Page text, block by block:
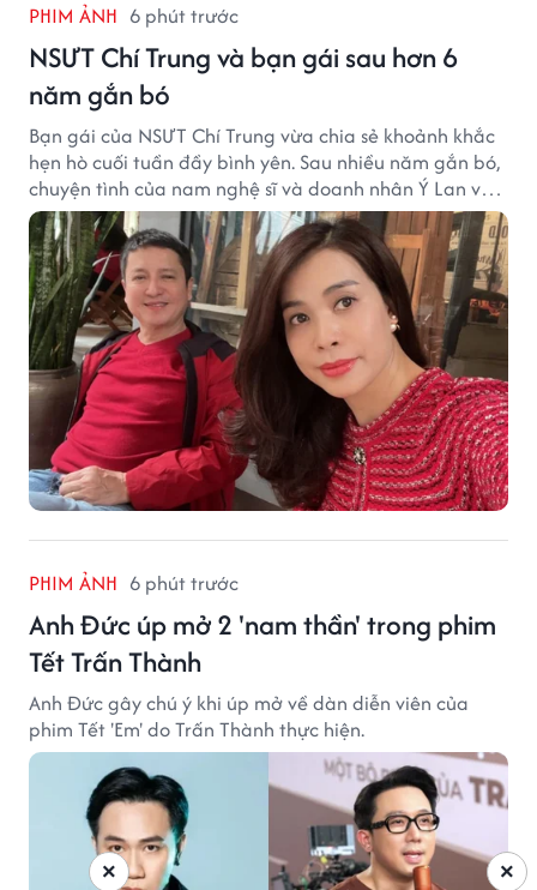
PHIM ẢNH 6 phút trước
NSƯT Chí Trung và bạn gái sau hơn 6
năm gắn bó
Bạn gái của NSƯT Chí Trung vừa chia sẻ khoảnh khắc
hẹn hò cuối tuần đầy bình yên. Sau nhiều năm gắn bó,
chuyện tình của nam nghệ sĩ và doanh nhân Ý Lan vẫn
nhận được sự quan tâm từ công chúng.
PHIM ẢNH 6 phút trước
Anh Đức úp mở 2 'nam thần' trong phim
Tết Trấn Thành
Anh Đức gây chú ý khi úp mở về dàn diễn viên của
phim Tết 'Em' do Trấn Thành thực hiện.
×
×